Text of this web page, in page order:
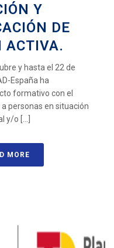
Y
DE
ACTIVA.
y hasta el 22 de
España ha
formativo con el
personas en situación
y/o [...]
MORE